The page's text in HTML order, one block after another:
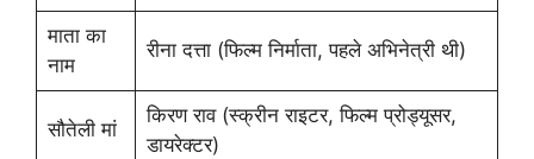
माता का
नाम
रीना दत्ता (फिल्म निर्माता, पहले अभिनेत्री थी)
सौतेली मां
किरण राव (स्क्रीन राइटर, फिल्म प्रोड्यूसर,
डायरेक्टर)